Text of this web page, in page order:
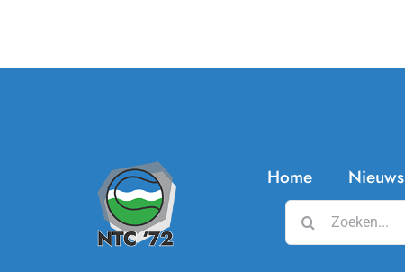
Home Nieuws
Zoeken
naar: